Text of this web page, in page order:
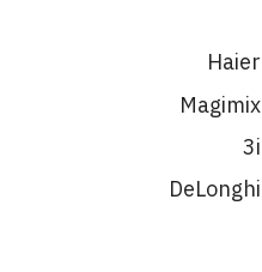
Haier
Magimix
3i
DeLonghi